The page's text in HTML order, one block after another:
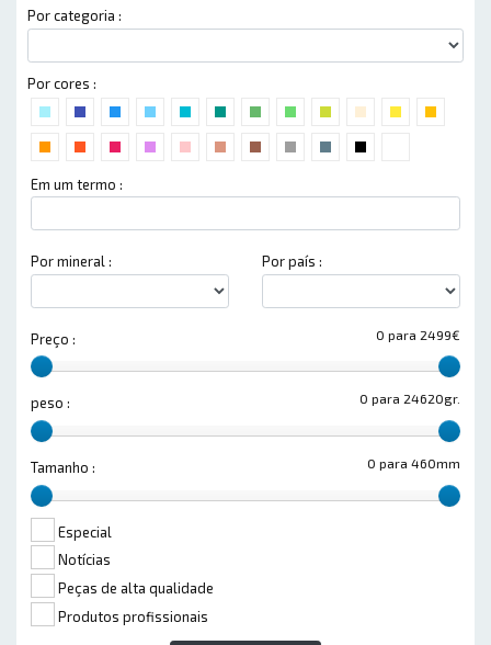
Por categoria :
Por cores :
Em um termo :
Por mineral : Por país :
0 para 2499€
Preço :
0 para 24620gr.
peso :
0 para 460mm
Tamanho :
Especial
Notícias
Peças de alta qualidade
Produtos profissionais